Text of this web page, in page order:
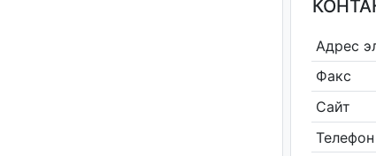
Адрес
Факс
Сайт
Телефон